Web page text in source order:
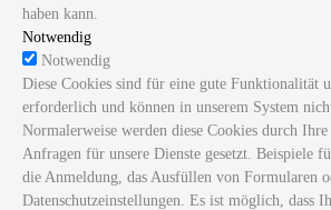
haben kann.
Notwendig
Notwendig
Diese Cookies sind für eine gute Funktionalität
erforderlich und können in unserem System
Normalerweise werden diese Cookies durch
Anfragen für unsere Dienste gesetzt. Beispiele
die Anmeldung, das Ausfüllen von Formularen
Datenschutzeinstellungen. Es ist möglich, dass